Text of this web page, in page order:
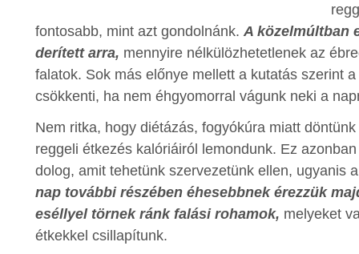
fontosabb, mint azt gondolnánk. A közelmúltban
derített arra, mennyire nélkülözhetetlenek az
falatok. Sok más előnye mellett a kutatás szerint
csökkenti, ha nem éhgyomorral vágunk neki a
Nem ritka, hogy diétázás, fogyókúra miatt
reggeli étkezés kalóriáiról lemondunk. Ez
dolog, amit tehetünk szervezetünk ellen, ugyanis
nap további részében éhesebbnek érezzük
eséllyel törnek ránk falási rohamok, melyeket
étkekkel csillapítunk.